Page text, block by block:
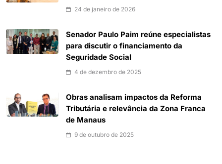
24 de janeiro de 2026
Senador Paulo Paim reúne especialistas
para discutir o financiamento da
Seguridade Social
4 de dezembro de 2025
Obras analisam impactos da Reforma
Tributária e relevância da Zona Franca
de Manaus
9 de outubro de 2025